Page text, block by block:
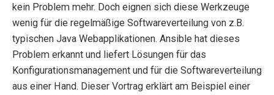
kein Problem mehr. Doch eignen sich diese Werkzeuge
wenig für die regelmäßige Softwareverteilung von z.B.
typischen Java Webapplikationen. Ansible hat dieses
Problem erkannt und liefert Lösungen für das
Konfigurationsmanagement und für die Softwareverteilung
aus einer Hand. Dieser Vortrag erklärt am Beispiel einer